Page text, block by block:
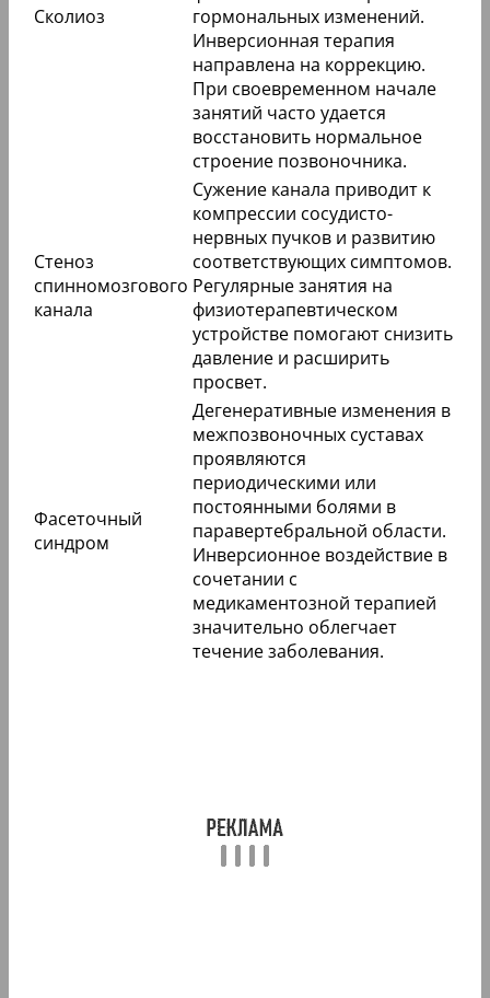
Сколиоз
гормональных изменений.
Инверсионная терапия
направлена на коррекцию.
При своевременном начале
занятий часто удается
восстановить нормальное
строение позвоночника.
Стеноз
спинномозгового
канала
Сужение канала приводит к
компрессии сосудисто-
нервных пучков и развитию
соответствующих симптомов.
Регулярные занятия на
физиотерапевтическом
устройстве помогают снизить
давление и расширить
просвет.
Фасеточный
синдром
Дегенеративные изменения в
межпозвоночных суставах
проявляются
периодическими или
постоянными болями в
паравертебральной области.
Инверсионное воздействие в
сочетании с
медикаментозной терапией
значительно облегчает
течение заболевания.